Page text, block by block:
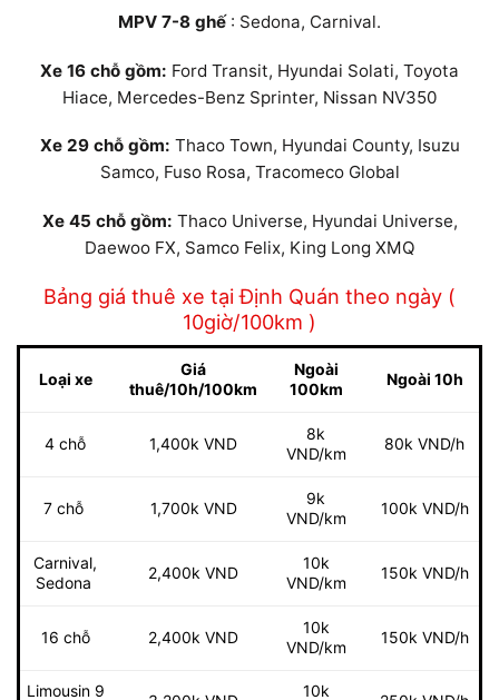
MPV 7-8 ghế: Sedona, Carnival.
Xe 16 chỗ gồm: Ford Transit, Hyundai Solati, Toyota
Hiace, Mercedes-Benz Sprinter, Nissan NV350
Xe 29 chỗ gồm: Thaco Town, Hyundai County, Isuzu
Samco, Fuso Rosa, Tracomeco Global
Xe 45 chỗ gồm: Thaco Universe, Hyundai Universe,
Daewoo FX, Samco Felix, King Long XMQ
Bảng giá thuê xe tại Định Quán theo ngày (
10giờ/100km )
Loại xe
Giá
thuê/10h/100km
Ngoài
100km
Ngoài 10h
4 chỗ 1,400k VND
8k
VND/km
80k VND/h
7 chỗ 1,700k VND
9k
VND/km
100k VND/h
Carnival,
Sedona
2,400k VND
10k
VND/km
150k VND/h
16 chỗ 2,400k VND
10k
VND/km
150k VND/h
Limousin 9
10k